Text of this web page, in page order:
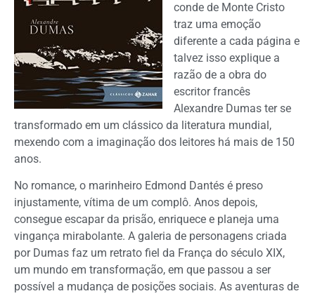
conde de Monte Cristo
traz uma emoção
diferente a cada página e
talvez isso explique a
razão de a obra do
escritor francês
Alexandre Dumas ter se
transformado em um clássico da literatura mundial,
mexendo com a imaginação dos leitores há mais de 150
anos.
No romance, o marinheiro Edmond Dantés é preso
injustamente, vítima de um complô. Anos depois,
consegue escapar da prisão, enriquece e planeja uma
vingança mirabolante. A galeria de personagens criada
por Dumas faz um retrato fiel da França do século XIX,
um mundo em transformação, em que passou a ser
possível a mudança de posições sociais. As aventuras de